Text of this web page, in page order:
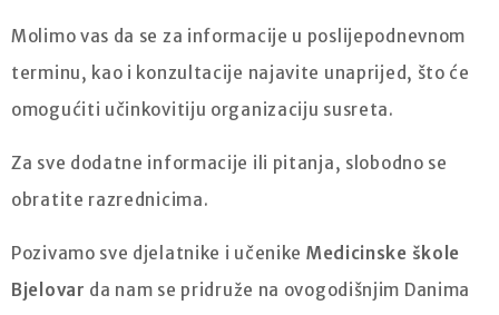
Molimo vas da se za informacije u poslijepodnevnom
terminu, kao i konzultacije najavite unaprijed, što će
omogućiti učinkovitiju organizaciju susreta.
Za sve dodatne informacije ili pitanja, slobodno se
obratite razrednicima.
Pozivamo sve djelatnike i učenike Medicinske škole
Bjelovar da nam se pridruže na ovogodišnjim Danima